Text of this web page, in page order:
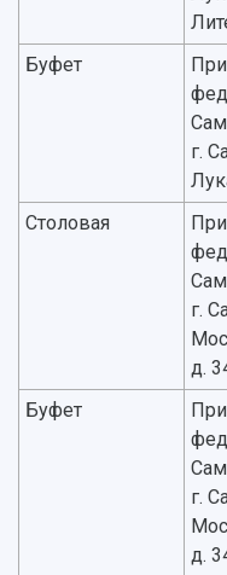
Центр истории
Ботанический сад
Умный дом
Международный
Сведения об
Официальные
Буфет
г.
Столовая
г.
д.
Буфет
г.
д.